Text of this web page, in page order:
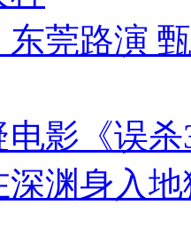
东莞路演
电影《误
深渊身入